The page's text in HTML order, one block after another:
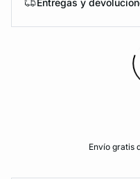
Entregas y
Envío gratis